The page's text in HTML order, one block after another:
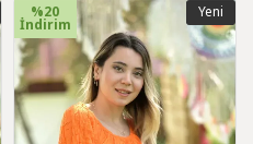
Yeni
%20
İndirim